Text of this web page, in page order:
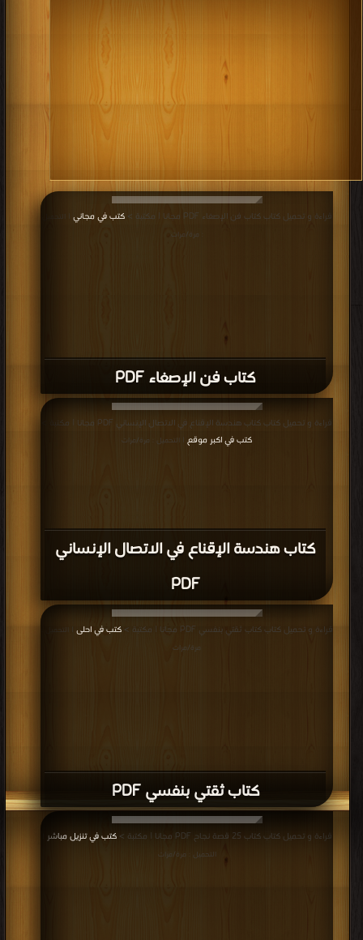
يهتم بتحسين نوعية الموارد البشرية في المجتمع وتحسين النوعية
العاملين فيها سواء على المستوى الإداري شموليا لتشمل كل العاملين
على جميع مستوياتهم الوظيفية.
كتب التنميه البشريه مجاني
كتاب فن الإصغاء PDF
قراءة و تحميل كتاب كتاب فن الإصغاء PDF مجانا | مكتبة > كتب في مجاني
: مرة/مرات
كتاب هندسة الإقناع في الاتصال الإنساني
PDF
قراءة و تحميل كتاب كتاب هندسة الإقناع في الاتصال الإنساني PDF مجانا | مكتبة >
كتب في اكبر موقع
| التحميل : مرة/مرات
كتاب ثقتي بنفسي PDF
قراءة و تحميل كتاب كتاب ثقتي بنفسي PDF مجانا | مكتبة > كتب في احلى
| التحميل :
مرة/مرات
قراءة و تحميل كتاب كتاب 25 قصة نجاح PDF مجانا | مكتبة > كتب في تنزيل مباشر
التحميل : مرة/مرات